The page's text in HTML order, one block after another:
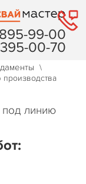
99-00
00-70
\
линию